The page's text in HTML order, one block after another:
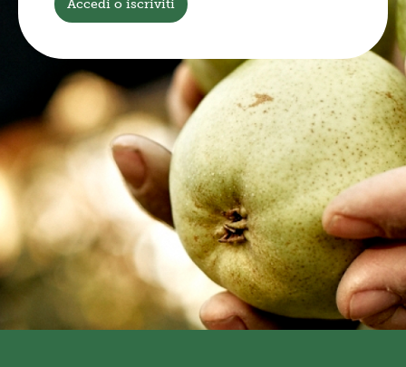
Accedi o iscriviti